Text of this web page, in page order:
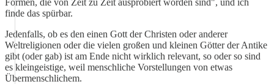
Formen, die von Zeit zu Zeit ausprobiert worden sind", und ich
finde das spürbar.
Jedenfalls, ob es den einen Gott der Christen oder anderer
Weltreligionen oder die vielen großen und kleinen Götter der Antike
gibt (oder gab) ist am Ende nicht wirklich relevant, so oder so sind
es kleingeistige, weil menschliche Vorstellungen von etwas
Übermenschlichem.